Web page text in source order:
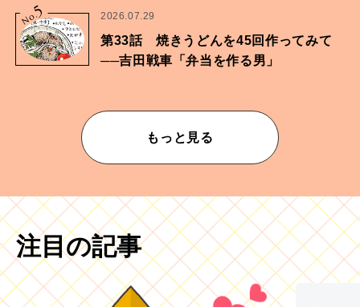
No.
5 2026.07.29
第33話 焼きうどんを45回作ってみて
──吉田戦車「弁当を作る男」
もっと見る
注目の記事